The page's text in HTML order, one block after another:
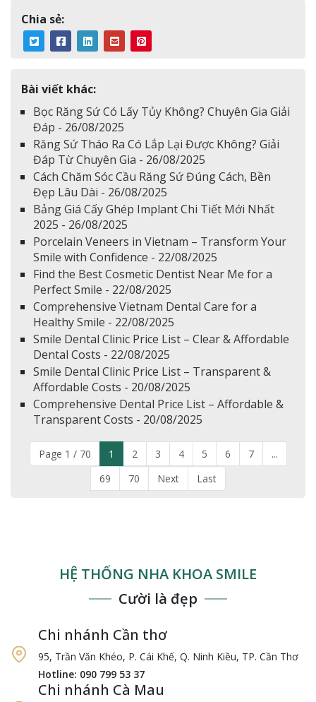
Chia sẻ:
Bài viết khác:
Bọc Răng Sứ Có Lấy Tủy Không? Chuyên Gia Giải
Đáp - 26/08/2025
Răng Sứ Tháo Ra Có Lắp Lại Được Không? Giải
Đáp Từ Chuyên Gia - 26/08/2025
Cách Chăm Sóc Cầu Răng Sứ Đúng Cách, Bền
Đẹp Lâu Dài - 26/08/2025
Bảng Giá Cấy Ghép Implant Chi Tiết Mới Nhất
2025 - 26/08/2025
Porcelain Veneers in Vietnam – Transform Your
Smile with Confidence - 22/08/2025
Find the Best Cosmetic Dentist Near Me for a
Perfect Smile - 22/08/2025
Comprehensive Vietnam Dental Care for a
Healthy Smile - 22/08/2025
Smile Dental Clinic Price List – Clear & Affordable
Dental Costs - 22/08/2025
Smile Dental Clinic Price List – Transparent &
Affordable Costs - 20/08/2025
Comprehensive Dental Price List – Affordable &
Transparent Costs - 20/08/2025
Page 1 / 70 1 2 3 4 5 6 7
...
69
70 Next Last
HỆ THỐNG NHA KHOA SMILE
Cười là đẹp
Chi nhánh Cần thơ
95, Trần Văn Khéo, P. Cái Khế, Q. Ninh Kiều, TP. Cần Thơ
Hotline: 090 799 53 37
Chi nhánh Cà Mau